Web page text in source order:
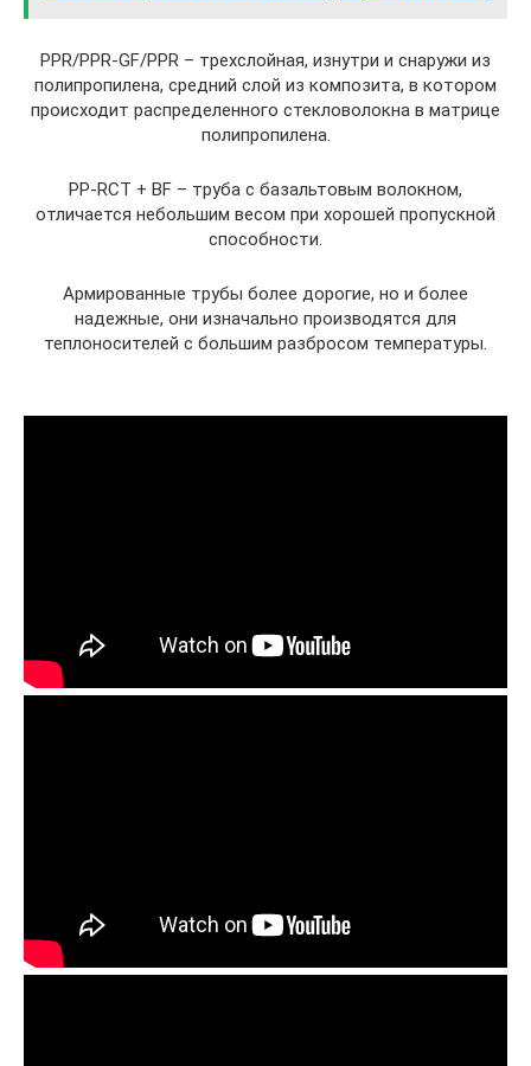
PPR/PPR-GF/PPR – трехслойная, изнутри и снаружи из
полипропилена, средний слой из композита, в котором
происходит распределенного стекловолокна в матрице
полипропилена.
PP-RCT + BF – труба с базальтовым волокном,
отличается небольшим весом при хорошей пропускной
способности.
Армированные трубы более дорогие, но и более
надежные, они изначально производятся для
теплоносителей с большим разбросом температуры.